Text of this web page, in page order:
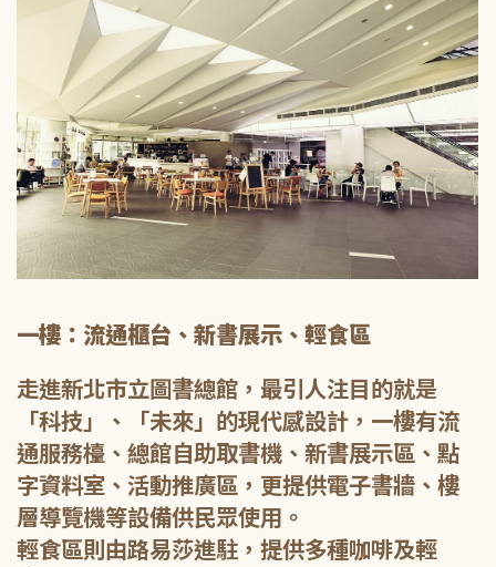
一樓：流通櫃台、新書展示、輕食區
走進新北市立圖書總館，最引人注目的就是
「科技」、「未來」的現代感設計，一樓有流
通服務檯、總館自助取書機、新書展示區、點
字資料室、活動推廣區，更提供電子書牆、樓
層導覽機等設備供民眾使用。
輕食區則由路易莎進駐，提供多種咖啡及輕